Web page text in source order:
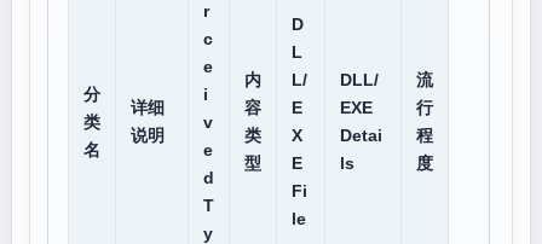
分
类
名
详细
说明
r
c
e
i
v
e
d
T
y
内
容
类
型
D
L
L/
E
X
E
Fi
le
DLL/
EXE
Detai
ls
流
行
程
度